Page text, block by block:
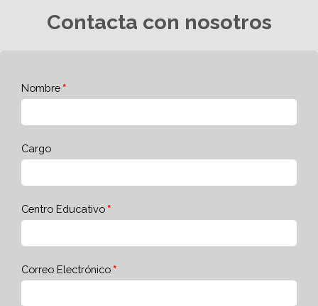
Contacta con nosotros
Nombre
Cargo
Centro Educativo
Correo Electrónico